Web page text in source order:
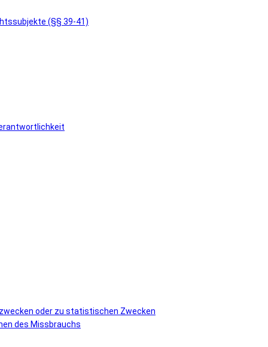
(§§ 39-41)
oder zu statistischen Zwecken
des Missbrauchs